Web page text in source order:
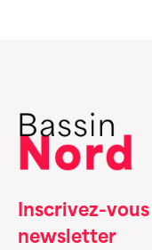
Inscrivez-
newsletter